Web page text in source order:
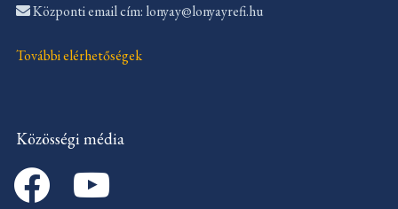
Központi email cím: lonyay@lonyayrefi.hu
További elérhetőségek
Közösségi média
facebook youtube